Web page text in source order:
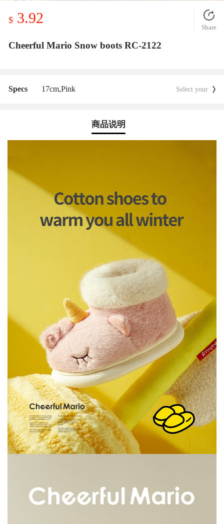
$3.92
Share
Cheerful Mario Snow boots RC-2122
Specs 17cm,Pink Select your
商品说明